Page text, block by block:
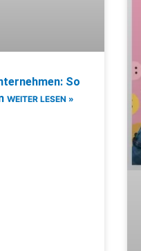
So
WEITER LESEN »